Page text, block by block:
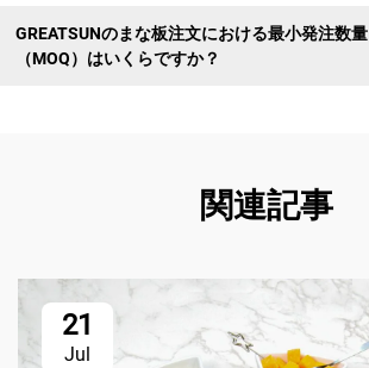
GREATSUNのまな板注文における最小発注数量
（MOQ）はいくらですか？
関連記事
21
Jul